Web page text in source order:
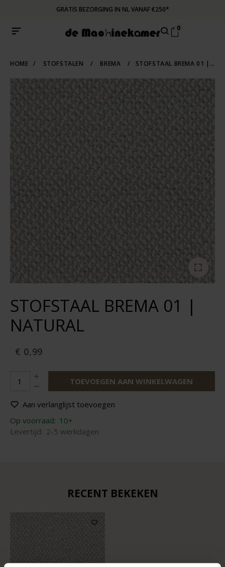
GRATIS BEZORGING IN NL VANAF €250*
0
HOME / STOFSTALEN / BREMA / STOFSTAAL BREMA 01 | NATURAL
STOFSTAAL BREMA 01 |
NATURAL
€ 0,99
TOEVOEGEN AAN WINKELWAGEN
Aan verlanglijst toevoegen
Op voorraad: 10+
Levertijd: 2-5 werkdagen
RECENT BEKEKEN